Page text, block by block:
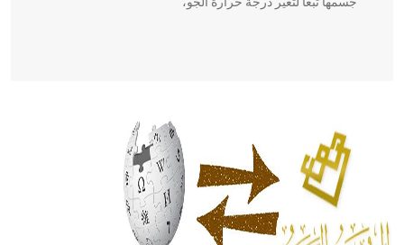
الحكم، الأدلة، تنظيم التغذية، ورسالته في جروح الرأس. ويعود
له الفضل بأنه حرر الطب من الدين والفلسفة.
- هل تعلم أن المرجان إفراز حيواني يتكون في البحر ويتركب